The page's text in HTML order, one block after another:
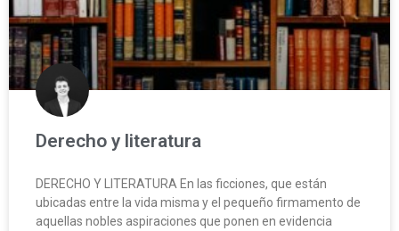
Derecho y literatura
DERECHO Y LITERATURA En las ficciones, que están
ubicadas entre la vida misma y el pequeño firmamento de
aquellas nobles aspiraciones que ponen en evidencia